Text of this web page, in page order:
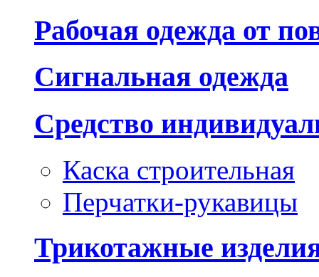
Рабочая одежда от
Сигнальная одежда
Средство
Каска строительная
Перчатки-рукавицы
Трикотажные